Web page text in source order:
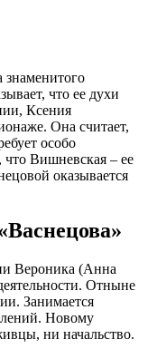
знаменитого
что ее духи
Ксения
Она считает,
особо
что Вишневская – ее
оказывается
Вероника (Анна
Отныне
Занимается
Новому
ни начальство.